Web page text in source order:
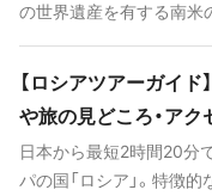
れるうえで抑えておきた
のアクセス、国内での移
ルー旅行の計画を立てる
の世界遺産を有する南米
や、インカ帝国の繁栄の
豊かな先住民の文化など
ら、南米屈指の旅行先と
のページではペルー旅行
めのツアーやホテル、そ
【ロシアツアーガイ
や旅の見どころ・アク
日本から最短2時間20分
パの国「ロシア」。特徴